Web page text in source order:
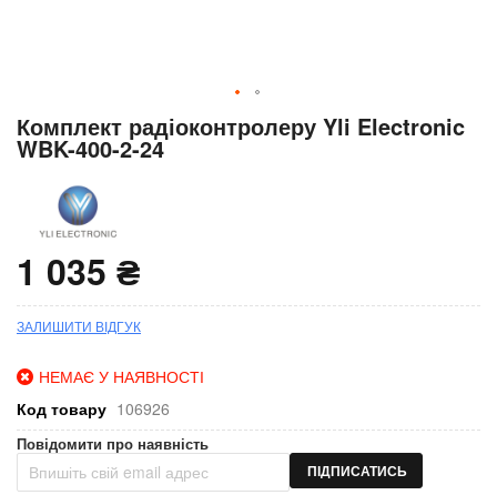
Перейти
до
початку
зображень
Комплект радіоконтролеру Yli Electronic
WBK-400-2-24
1 035 ₴
ЗАЛИШИТИ ВІДГУК
НЕМАЄ У НАЯВНОСТІ
Код товару 106926
Повідомити про наявність
ПІДПИСАТИСЬ